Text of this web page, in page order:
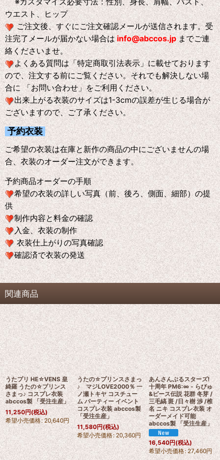
ウエスト、ヒップ
ご注文後、すぐにご注文確認メールが送信されます。受
注完了メールが届かない場合はinfo@abccos.jp までご連
絡くださいませ。
よくある質問は「特定商取引法表示」に載せております
ので、注文する前にご覧ください。それでも解決しない場
合に 「お問い合わせ」をご利用ください。
出来上がる衣装のサイズは1-3cmの誤差が生じる場合が
ございますので、ご了承ください。
予約衣装
ご希望の衣装は在庫と新作の商品の中にございませんの場
合、衣装のオーダー注文ができます。
予約商品オーダーの手順
希望の衣装の詳しい写真（前、後ろ、側面、細部）の提
供
制作内容と料金の確認
入金、衣装の制作
衣装仕上がりの写真確認
確認済で衣装の発送
関連商品
うたプリ HE☆VENS 皇
綺羅 うたの☆プリンス
さまっ♪ コスプレ衣装
abccos製 「受注生産」
11,250円(税込)
希望小売価格: 20,640円
うたの☆プリンスさまっ
♪ マジLOVE2000％ 一
ノ瀬トキヤ コスチュー
ム パーティー イベント
コスプレ衣装 abccos製
「受注生産」
11,580円(税込)
希望小売価格: 20,360円
あんさんぶるスターズ!
十周年 PM6:∞ - らびゅ
&ピース伝説 花群 冬芽 /
三毛縞 斑 /日々樹 渉 /椎
名 ニキ コスプレ衣装 オ
ーダーメイド可能
abccos製 「受注生産」
16,540円(税込)
希望小売価格: 27,460円